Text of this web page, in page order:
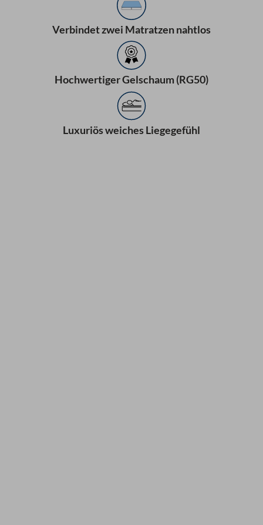
Verbindet zwei Matratzen nahtlos
Hochwertiger Gelschaum (RG50)
Luxuriös weiches Liegegefühl